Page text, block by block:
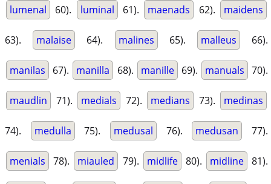
lumenal 60). luminal 61). maenads 62). maidens
63). malaise 64). malines 65). malleus 66).
manilas 67). manilla 68). manille 69). manuals 70).
maudlin 71). medials 72). medians 73). medinas
74). medulla 75). medusal 76). medusan 77).
menials 78). miauled 79). midlife 80). midline 81).